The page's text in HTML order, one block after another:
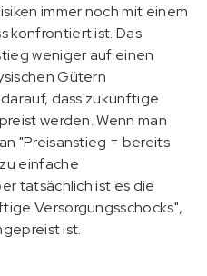
immer noch mit einem
konfrontiert ist. Das
weniger auf einen
Gütern
dass zukünftige
werden. Wenn man
"Preisanstieg = bereits
einfache
tatsächlich ist es die
Versorgungsschocks",
ist.